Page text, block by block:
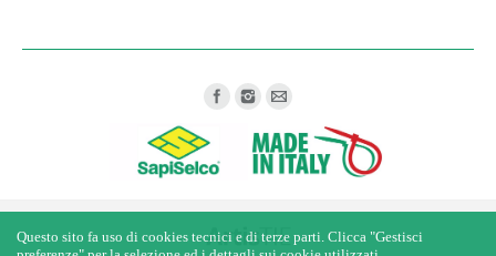
Questo sito fa uso di cookies tecnici e di terze parti. Clicca "Gestisci